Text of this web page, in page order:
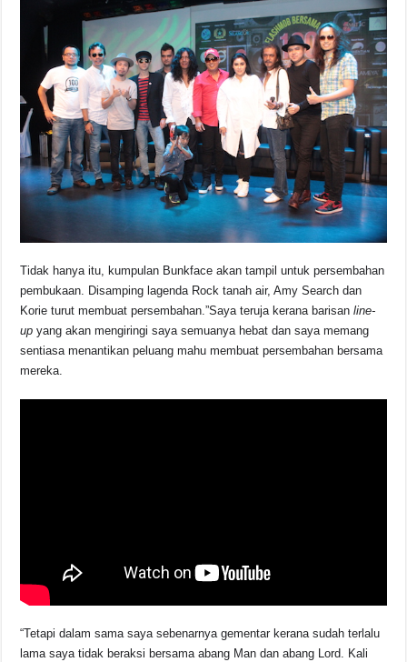
Tidak hanya itu, kumpulan Bunkface akan tampil untuk persembahan
pembukaan. Disamping lagenda Rock tanah air, Amy Search dan
Korie turut membuat persembahan.”Saya teruja kerana barisan line-
up yang akan mengiringi saya semuanya hebat dan saya memang
sentiasa menantikan peluang mahu membuat persembahan bersama
mereka.
“Tetapi dalam sama saya sebenarnya gementar kerana sudah terlalu
lama saya tidak beraksi bersama abang Man dan abang Lord. Kali